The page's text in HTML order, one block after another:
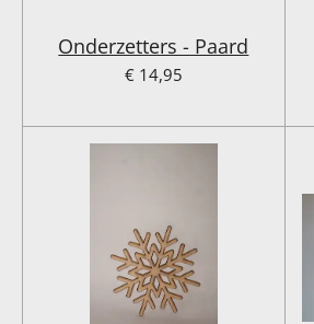
Onderzetters - Paard
€ 14,95